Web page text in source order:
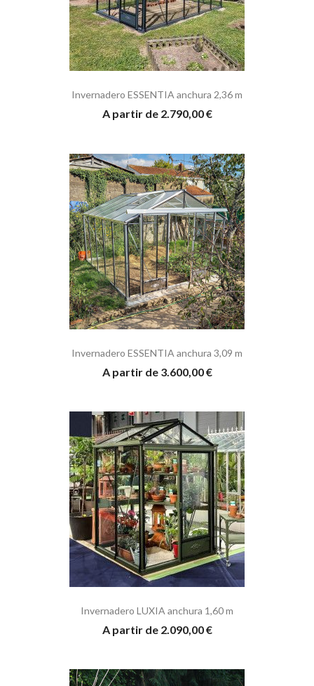
Invernadero ESSENTIA anchura 2,36 m
A partir de 2.790,00 €
Invernadero ESSENTIA anchura 3,09 m
A partir de 3.600,00 €
Invernadero LUXIA anchura 1,60 m
A partir de 2.090,00 €